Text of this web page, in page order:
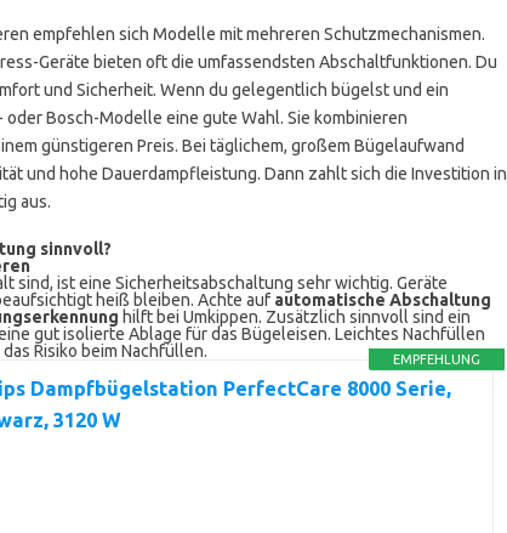
empfehlen sich Modelle mit mehreren Schutzmechanismen.
Geräte bieten oft die umfassendsten Abschaltfunktionen. Du
und Sicherheit. Wenn du gelegentlich bügelst und ein
Bosch-Modelle eine gute Wahl. Sie kombinieren
günstigeren Preis. Bei täglichem, großem Bügelaufwand
und hohe Dauerdampfleistung. Dann zahlt sich die Investition in
aus.
sinnvoll?
sind, ist eine Sicherheitsabschaltung sehr wichtig. Geräte
heiß bleiben. Achte auf automatische Abschaltung
hilft bei Umkippen. Zusätzlich sinnvoll sind ein
gut isolierte Ablage für das Bügeleisen. Leichtes Nachfüllen
Risiko beim Nachfüllen.
EMPFEHLUNG
Dampfbügelstation PerfectCare 8000 Serie,
3120 W